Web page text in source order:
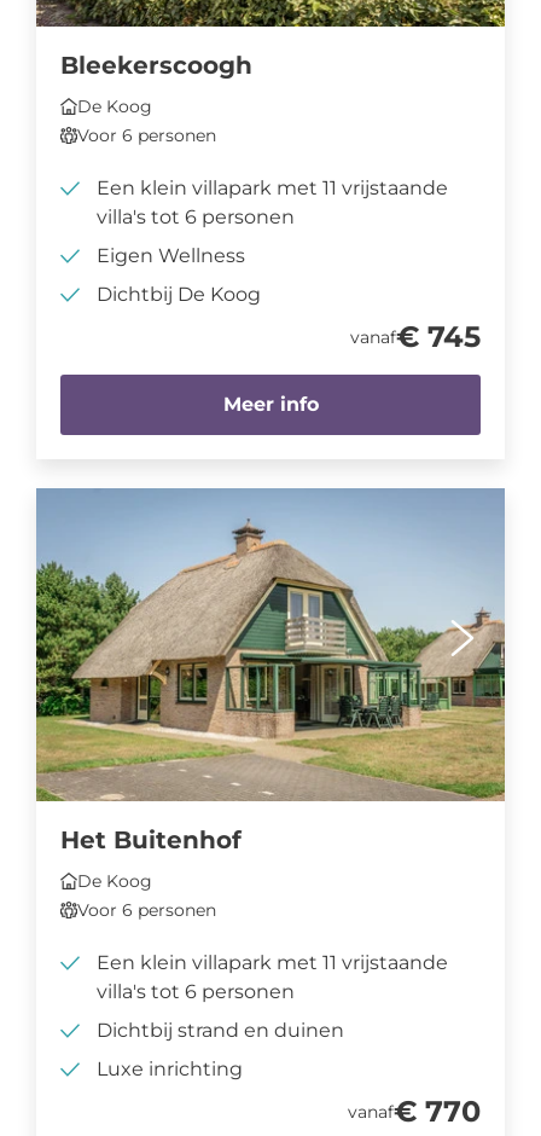
Bleekerscoogh
De Koog
Voor 6 personen
Een klein villapark met 11 vrijstaande
villa's tot 6 personen
Eigen Wellness
Dichtbij De Koog
vanaf€ 745
Meer info
Het Buitenhof
De Koog
Voor 6 personen
Een klein villapark met 11 vrijstaande
villa's tot 6 personen
Dichtbij strand en duinen
Luxe inrichting
vanaf€ 770